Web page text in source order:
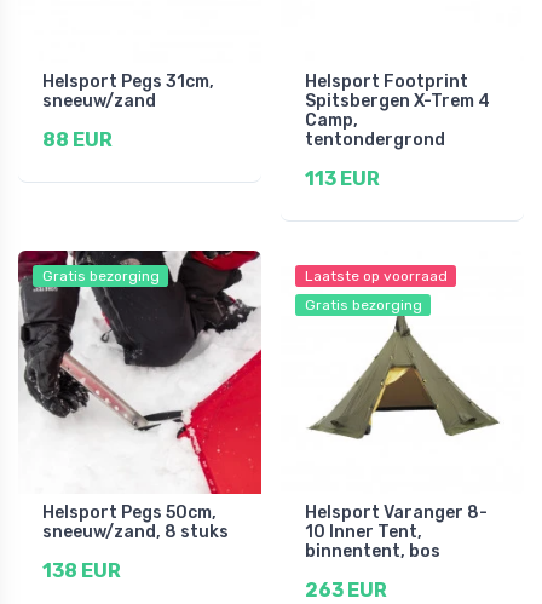
Helsport Pegs 31cm,
sneeuw/zand
88 EUR
Helsport Footprint
Spitsbergen X-Trem 4
Camp,
tentondergrond
113 EUR
Gratis bezorging
Helsport Pegs 50cm,
sneeuw/zand, 8 stuks
138 EUR
Laatste op voorraad
Gratis bezorging
Helsport Varanger 8-
10 Inner Tent,
binnentent, bos
263 EUR